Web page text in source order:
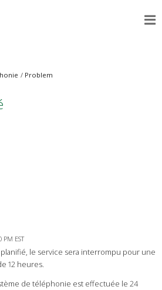
Problem
EST
le service sera interrompu pour une
12 heures.
de téléphonie est effectuée le 24